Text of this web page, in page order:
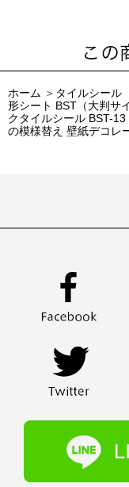
ホーム ＞ タイルシール
形シート BST（大判サ
クタイルシール BST-
の模様替え 壁紙デコレ